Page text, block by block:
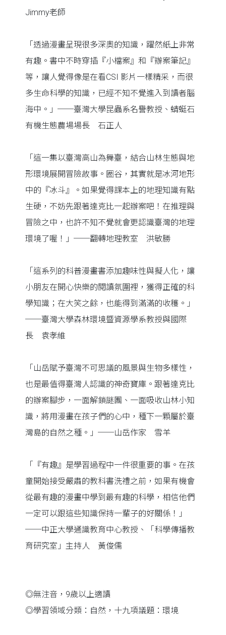
Jimmy老師
「透過漫畫呈現很多深奧的知識，躍然紙上非常
有趣。書中不時穿插『小檔案』和『辦案筆記』
等，讓人覺得像是在看CSI 影片一樣精采，而很
多生命科學的知識，已經不知不覺進入到讀者腦
海中。」──臺灣大學昆蟲系名譽教授、蜻蜓石
有機生態農場場長 石正人
「這一集以臺灣高山為舞臺，結合山林生態與地
形環境展開冒險故事。圈谷，其實就是冰河地形
中的『冰斗』。如果覺得課本上的地理知識有點
生硬，不妨先跟著達克比一起辦案吧！在推理與
冒險之中，也許不知不覺就會更認識臺灣的地理
環境了喔！」──翻轉地理教室 洪敏勝
「這系列的科普漫畫書添加趣味性與擬人化，讓
小朋友在開心快樂的閱讀氛圍裡，獲得正確的科
學知識；在大笑之餘，也能得到滿滿的收穫。」
──臺灣大學森林環境暨資源學系教授與國際
長 袁孝維
「山岳賦予臺灣不可思議的風景與生物多樣性，
也是最值得臺灣人認識的神奇寶庫。跟著達克比
的辦案腳步，一面解鎖謎團、一面吸收山林小知
識，將用漫畫在孩子們的心中，種下一顆屬於臺
灣島的自然之種。」──山岳作家 雪羊
「『有趣』是學習過程中一件很重要的事。在孩
童開始接受嚴肅的教科書洗禮之前，如果有機會
從最有趣的漫畫中學到最有趣的科學，相信他們
一定可以跟這些知識保持一輩子的好關係！」
──中正大學通識教育中心教授、「科學傳播教
育研究室」主持人 黃俊儒
◎無注音，9歲以上適讀
◎學習領域分類：自然，十九項議題：環境